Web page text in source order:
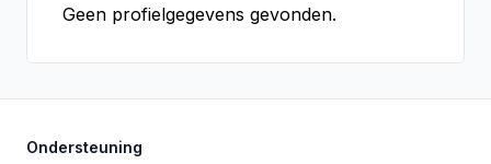
Geen profielgegevens gevonden.
Ondersteuning